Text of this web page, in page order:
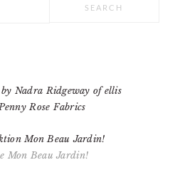
Mon Beau Jardin!
Mon Beau Jardin!